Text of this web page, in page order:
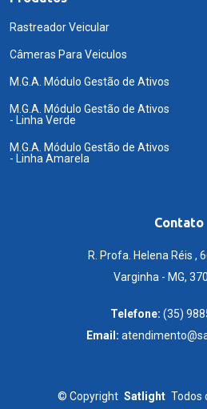
Rastreador Veicular
Câmeras Para Veiculos
M.G.A. Módulo Gestão de Ativos
M.G.A. Módulo Gestão de Ativos
- Linha Verde
M.G.A. Módulo Gestão de Ativos
- Linha Amarela
Contato
R. Profa. Helena Réis ,
Varginha - MG,
Telefone: (35)
Email:
© Copyright Satlight Todos